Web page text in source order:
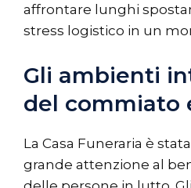
affrontare lunghi
stress logistico in un
Gli ambienti
del commiato
La Casa Funeraria è
grande attenzione al